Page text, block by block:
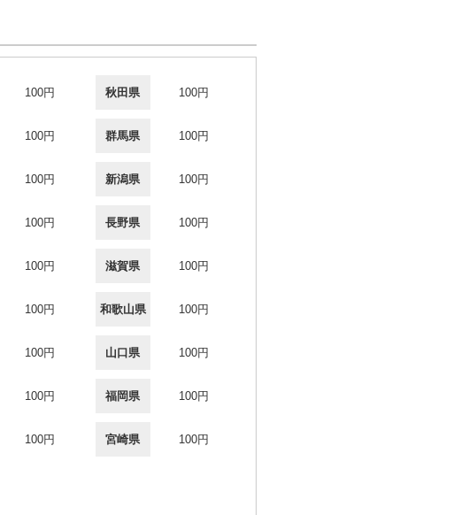
100円 秋田県 100円
100円 群馬県 100円
100円 新潟県 100円
100円 長野県 100円
100円 滋賀県 100円
100円 和歌山県 100円
100円 山口県 100円
100円 福岡県 100円
100円 宮崎県 100円